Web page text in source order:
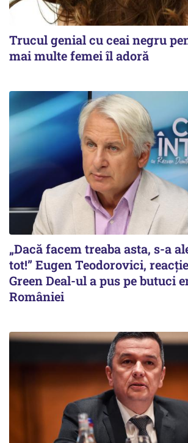
Trucul genial cu ceai negru
mai multe femei îl adoră
„Dacă facem treaba asta, s-a
tot!” Eugen Teodorovici,
Green Deal-ul a pus pe butuci
României